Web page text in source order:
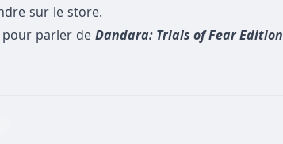
sur le store.
pour parler de Dandara: Trials of Fear Edition